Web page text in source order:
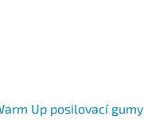
Up posilovací gumy